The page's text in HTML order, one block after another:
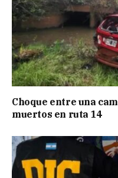
Choque entre una
muertos en ruta 14